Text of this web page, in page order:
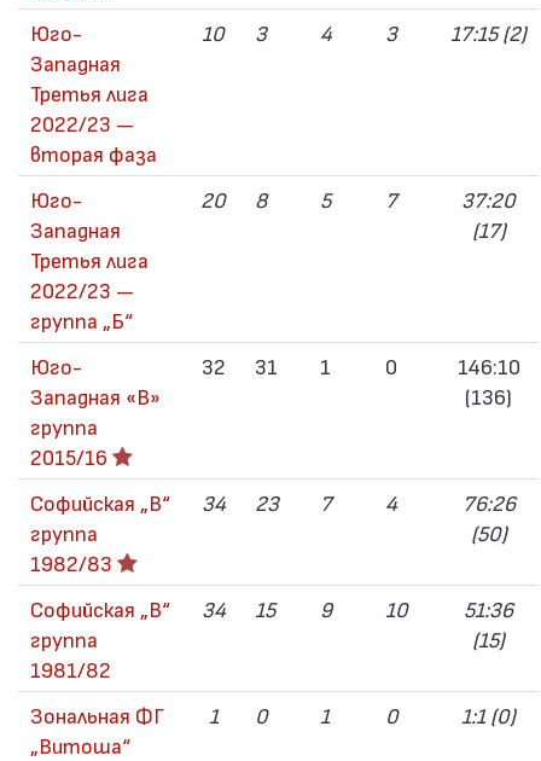
Юго-
Западная
Третья лига
2022/23 —
вторая фаза
10 3 4 3 17:15 (2)
Юго-
Западная
Третья лига
2022/23 —
группа „Б“
20 8 5 7
37:20
(17)
Юго-
Западная «В»
группа
2015/16
32 31 1 0
146:10
(136)
Софийская „В“
группа
1982/83
34 23 7 4
76:26
(50)
Софийская „В“
группа
1981/82
34 15 9 10
51:36
(15)
Зональная ФГ
„Витоша“
1 0 1 0 1:1 (0)